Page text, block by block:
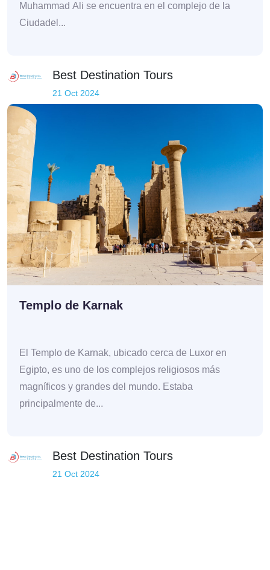
Muhammad Ali se encuentra en el complejo de la
Ciudadel...
Best Destination Tours
21 Oct 2024
Templo de Karnak
El Templo de Karnak, ubicado cerca de Luxor en
Egipto, es uno de los complejos religiosos más
magníficos y grandes del mundo. Estaba
principalmente de...
Best Destination Tours
21 Oct 2024